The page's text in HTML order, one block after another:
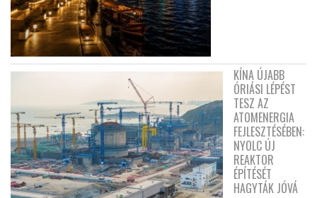
KÍNA ÚJABB
ÓRIÁSI LÉPÉST
TESZ AZ
ATOMENERGIA
FEJLESZTÉSÉBEN:
NYOLC ÚJ
REAKTOR
ÉPÍTÉSÉT
HAGYTÁK JÓVÁ